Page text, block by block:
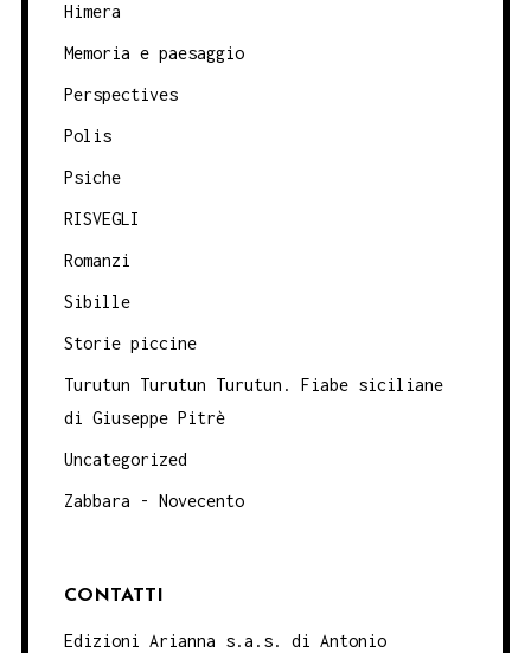
Himera
Memoria e paesaggio
Perspectives
Polis
Psiche
RISVEGLI
Romanzi
Sibille
Storie piccine
Turutun Turutun Turutun. Fiabe siciliane
di Giuseppe Pitrè
Uncategorized
Zabbara - Novecento
CONTATTI
Edizioni Arianna s.a.s. di Antonio